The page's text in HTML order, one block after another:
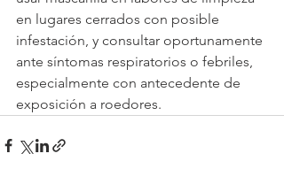
en lugares cerrados con posible
infestación, y consultar oportunamente
ante síntomas respiratorios o febriles,
especialmente con antecedente de
exposición a roedores.